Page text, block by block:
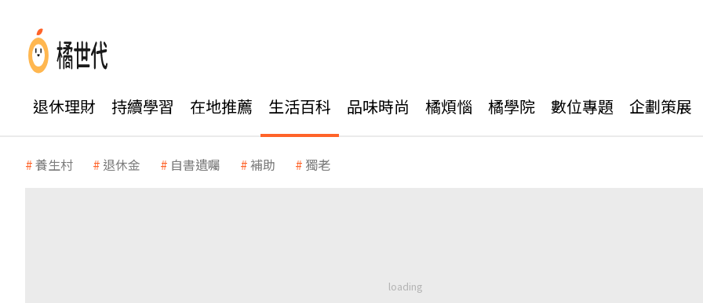
退休理財 持續學習 在地推薦 生活百科 品味時尚 橘煩惱 橘學院 數位專題 企劃策展
養生村 退休金 自書遺囑 補助 獨老